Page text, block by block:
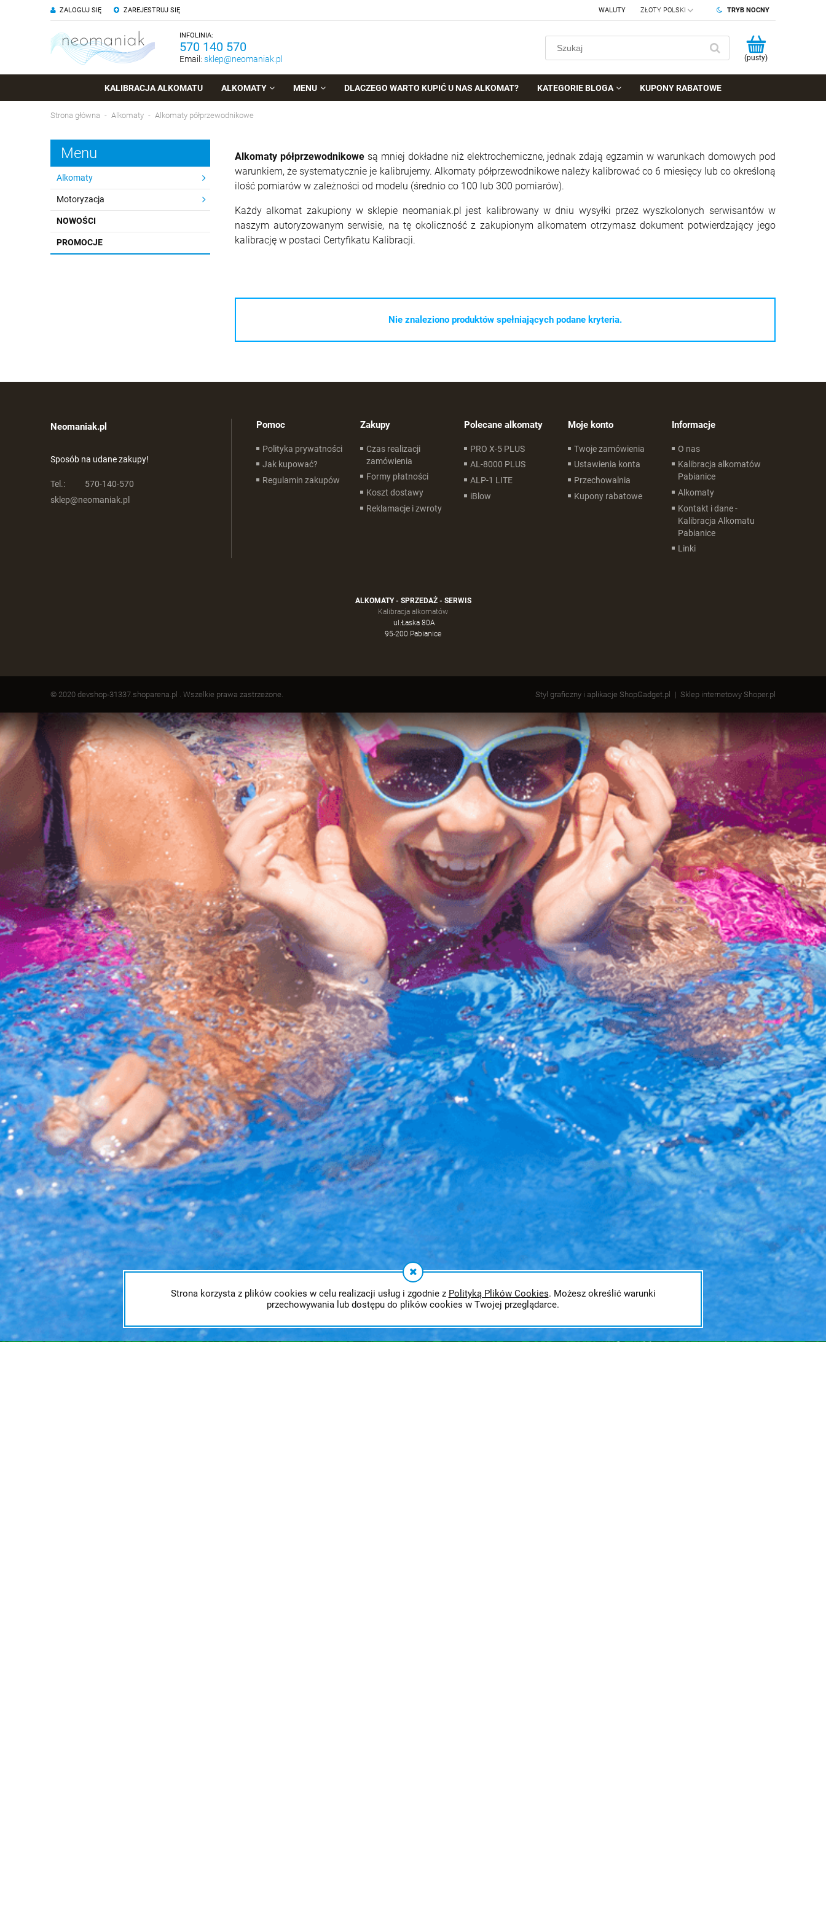
Strona korzysta z plików cookies w celu realizacji usług i zgodnie z Polityką Plików Cookies. Możesz określić warunki
przechowywania lub dostępu do plików cookies w Twojej przeglądarce.
ZAREJESTRUJ SIĘ
ZALOGUJ SIĘ TRYB NOCNY
WALUTY
INFOLINIA:
570 140 570
Email: sklep@neomaniak.pl (pusty)
KALIBRACJA ALKOMATU ALKOMATY MENU DLACZEGO WARTO KUPIĆ U NAS ALKOMAT? KATEGORIE BLOGA KUPONY RABATOWE
Strona główna Alkomaty Alkomaty półprzewodnikowe
Menu
Alkomaty
Motoryzacja
NOWOŚCI
PROMOCJE
Alkomaty półprzewodnikowesą mniej dokładne niż elektrochemiczne, jednak zdają egzamin w warunkach domowych pod
warunkiem, że systematycznie je kalibrujemy. Alkomaty półprzewodnikowe należy kalibrować co 6 miesięcy lub co określoną
ilość pomiarów w zależności od modelu (średnio co 100 lub 300 pomiarów).
Każdy alkomat zakupiony w sklepie neomaniak.pl jest kalibrowany w dniu wysyłki przez wyszkolonych serwisantów w
naszym autoryzowanym serwisie, na tę okoliczność z zakupionym alkomatem otrzymasz dokument potwierdzający jego
kalibrację w postaci Certyfikatu Kalibracji.
Nie znaleziono produktów spełniających podane kryteria.
Neomaniak.pl
Sposób na udane zakupy!
Tel.:
570-140-570
sklep@neomaniak.pl
Pomoc
Polityka prywatności
Jak kupować?
Regulamin zakupów
Zakupy
Czas realizacji
zamówienia
Formy płatności
Koszt dostawy
Reklamacje i zwroty
Polecane alkomaty
PRO X-5 PLUS
AL-8000 PLUS
ALP-1 LITE
iBlow
Moje konto
Twoje zamówienia
Ustawienia konta
Przechowalnia
Kupony rabatowe
Informacje
O nas
Kalibracja alkomatów
Pabianice
Alkomaty
Kontakt i dane -
Kalibracja Alkomatu
Pabianice
Linki
ALKOMATY - SPRZEDAŻ - SERWIS
Kalibracja alkomatów
ul.Łaska 80A
95-200 Pabianice
© 2020 devshop-31337.shoparena.pl . Wszelkie prawa zastrzeżone. Styl graficzny i aplikacje ShopGadget.pl Sklep internetowy Shoper.pl